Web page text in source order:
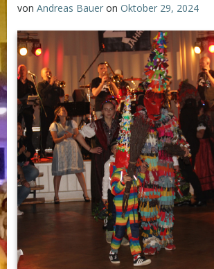
von Andreas Bauer on Oktober 29, 2024